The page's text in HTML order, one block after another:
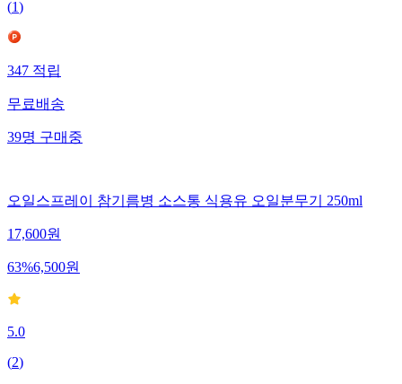
(1)
347적립
무료배송
39명구매중
오일스프레이 참기름병 소스통 식용유 오일분무기 250ml
17,600원
63%6,500원
5.0
(2)